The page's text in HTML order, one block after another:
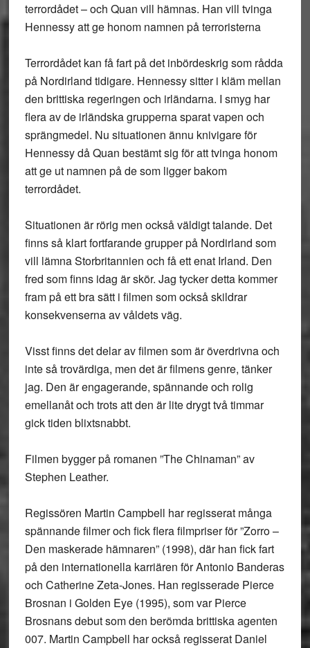
terrordådet – och Quan vill hämnas. Han vill tvinga
Hennessy att ge honom namnen på terroristerna
Terrordådet kan få fart på det inbördeskrig som rådda
på Nordirland tidigare. Hennessy sitter i kläm mellan
den brittiska regeringen och irländarna. I smyg har
flera av de irländska grupperna sparat vapen och
sprängmedel. Nu situationen ännu knivigare för
Hennessy då Quan bestämt sig för att tvinga honom
att ge ut namnen på de som ligger bakom
terrordådet.
Situationen är rörig men också väldigt talande. Det
finns så klart fortfarande grupper på Nordirland som
vill lämna Storbritannien och få ett enat Irland. Den
fred som finns idag är skör. Jag tycker detta kommer
fram på ett bra sätt i filmen som också skildrar
konsekvenserna av våldets väg.
Visst finns det delar av filmen som är överdrivna och
inte så trovärdiga, men det är filmens genre, tänker
jag. Den är engagerande, spännande och rolig
emellanåt och trots att den är lite drygt två timmar
gick tiden blixtsnabbt.
Filmen bygger på romanen ”The Chinaman” av
Stephen Leather.
Regissören Martin Campbell har regisserat många
spännande filmer och fick flera filmpriser för ”Zorro –
Den maskerade hämnaren” (1998), där han fick fart
på den internationella karriären för Antonio Banderas
och Catherine Zeta-Jones. Han regisserade Pierce
Brosnan i Golden Eye (1995), som var Pierce
Brosnans debut som den berömda brittiska agenten
007. Martin Campbell har också regisserat Daniel